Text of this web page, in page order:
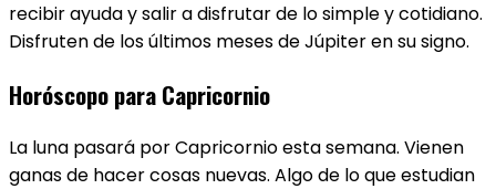
recibir ayuda y salir a disfrutar de lo simple y cotidiano.
Disfruten de los últimos meses de Júpiter en su signo.
Horóscopo para Capricornio
La luna pasará por Capricornio esta semana. Vienen
ganas de hacer cosas nuevas. Algo de lo que estudian